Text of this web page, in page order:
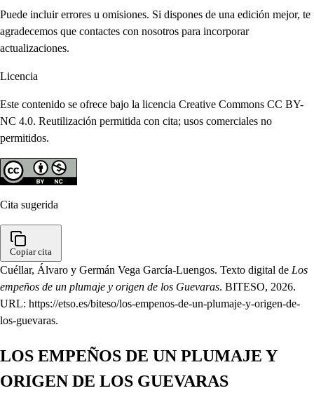
Puede incluir errores u omisiones. Si dispones de una edición mejor, te
agradecemos que contactes con nosotros para incorporar
actualizaciones.
Licencia
Este contenido se ofrece bajo la licencia Creative Commons CC BY-
NC 4.0. Reutilización permitida con cita; usos comerciales no
permitidos.
Cita sugerida
Copiar cita
Cuéllar, Álvaro y Germán Vega García-Luengos. Texto digital de Los
empeños de un plumaje y origen de los Guevaras. BITESO, 2026.
URL: https://etso.es/biteso/los-empenos-de-un-plumaje-y-origen-de-
los-guevaras.
LOS EMPEÑOS DE UN PLUMAJE Y
ORIGEN DE LOS GUEVARAS